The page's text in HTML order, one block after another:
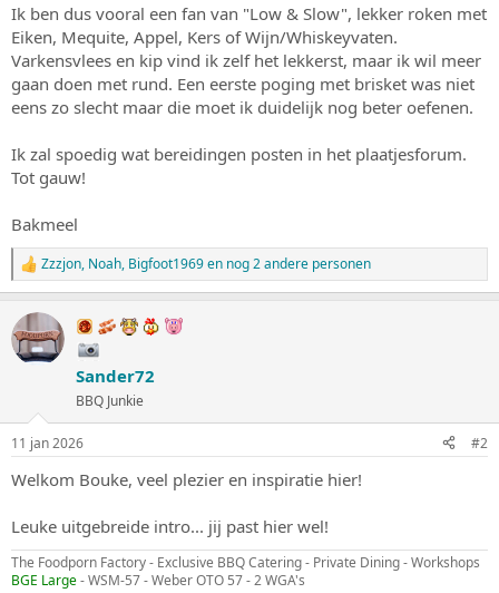
Ik ben dus vooral een fan van "Low & Slow", lekker roken met
Eiken, Mequite, Appel, Kers of Wijn/Whiskeyvaten.
Varkensvlees en kip vind ik zelf het lekkerst, maar ik wil meer
gaan doen met rund. Een eerste poging met brisket was niet
eens zo slecht maar die moet ik duidelijk nog beter oefenen.
Ik zal spoedig wat bereidingen posten in het plaatjesforum.
Tot gauw!
Bakmeel
W
a
r
d
e
e
:
Zzzjon, Noah, Bigfoot1969en nog 2 andere personen
Sander72
BBQ Junkie
11 jan 2026 #2
Welkom Bouke, veel plezier en inspiratie hier!
Leuke uitgebreide intro... jij past hier wel!
The Foodporn Factory - Exclusive BBQ Catering - Private Dining - Workshops
BGE Large- WSM-57 - Weber OTO 57 - 2 WGA's